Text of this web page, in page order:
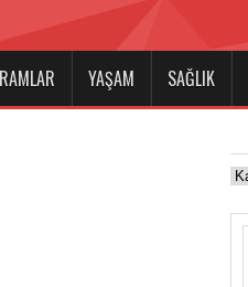
YAŞAM SAĞLIK